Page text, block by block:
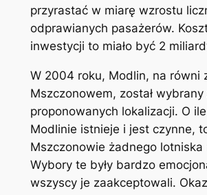
przyrastać w miarę wzrostu
odprawianych pasażerów.
inwestycji to miało być 2
W 2004 roku, Modlin, na równi
Mszczonowem, został
proponowanych lokalizacji. O
Modlinie istnieje i jest czynne,
Mszczonowie żadnego lotniska
Wybory te były bardzo
wszyscy je zaakceptowali.